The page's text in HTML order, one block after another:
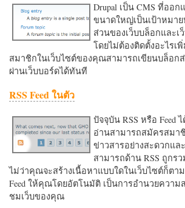
Drupal เป็น CMS ที่ออ
ขนาดใหญ่เป็นเป้าหมาย
ส่วนของเว็บบล็อกและเ
โดยไม่ต้องติดตั้งอะไรเ
สมาชิกในเว็บไซต์ของคุณสามารถเขียนบล็อก
ผ่านเว็บบอร์ดได้ทันที
RSS Feed ในตัว
ปัจจุบัน RSS หรือ Feed
อ่านสามารถสมัครสมา
ข่าวสารอย่างสะดวกแ
สามารถด้าน RSS ถูกรว
ไม่ว่าคุณจะสร้างเนื้อหาแบบใดในเว็บไซต์ก็ตาม
Feed ให้คุณโดยอัตโนมัติ เป็นการอำนวยความ
ชมเว็บของคุณ